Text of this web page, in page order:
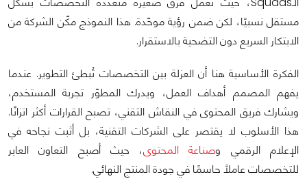
مستقل نسبيًا، لكن ضمن رؤية موحّدة. هذا النموذج مكّن الشركة من
الابتكار السريع دون التضحية بالاستقرار.
الفكرة الأساسية هنا أن العزلة بين التخصصات تُبطئ التطوير. عندما
يفهم المصمم أهداف العمل، ويدرك المطوّر تجربة المستخدم،
ويشارك فريق المحتوى في النقاش التقني، تصبح القرارات أكثر اتزانًا.
هذا الأسلوب لا يقتصر على الشركات التقنية، بل أثبت نجاحه في
الإعلام الرقمي وصناعة المحتوى، حيث أصبح التعاون العابر
للتخصصات عاملًا حاسمًا في جودة المنتج النهائي.